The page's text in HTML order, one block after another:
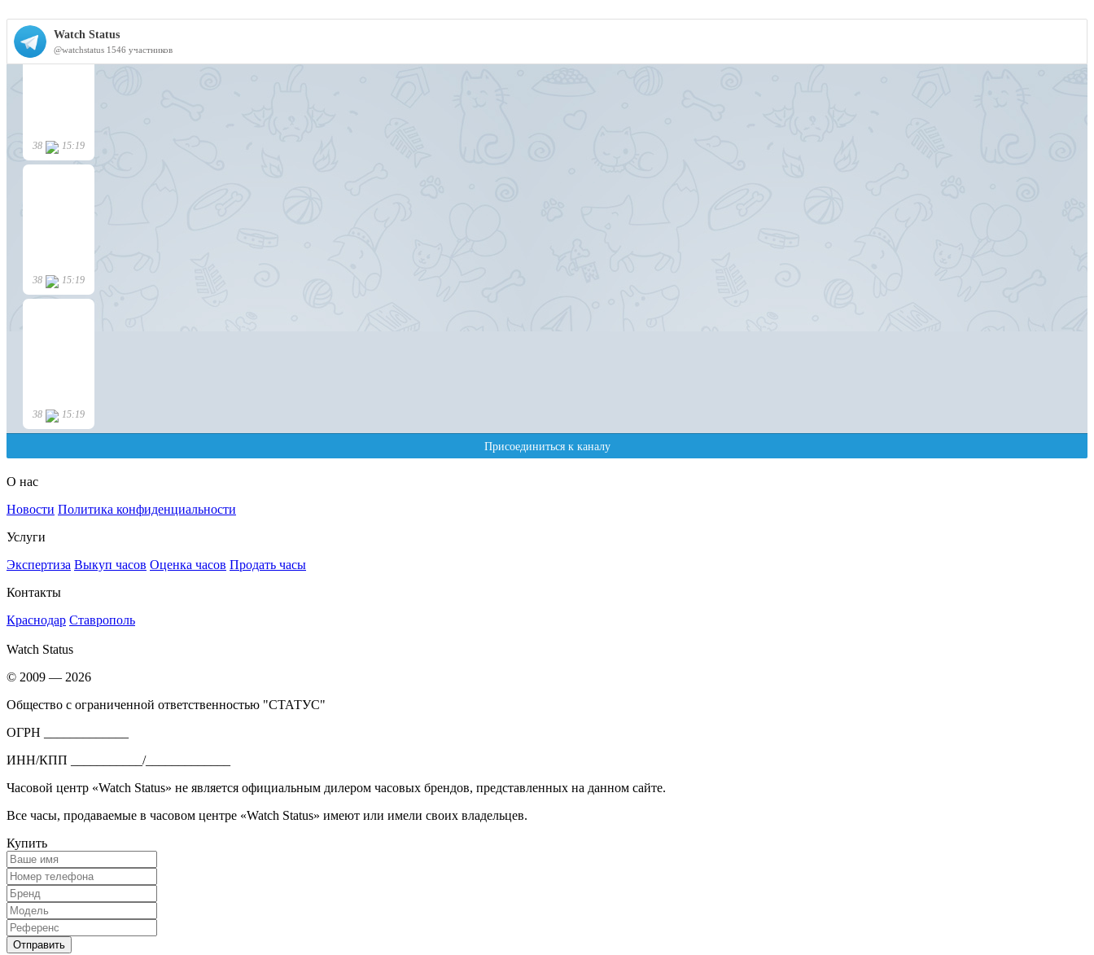
О нас
Новости Политика конфиденциальности
Услуги
Экспертиза Выкуп часов Оценка часов Продать часы
Контакты
Краснодар Ставрополь
Watch Status
© 2009 — 2026
Общество с ограниченной ответственностью "СТАТУС"
ОГРН _____________
ИНН/КПП ___________/_____________
Часовой центр «Watch Status» не является официальным дилером часовых брендов, представленных на данном сайте.
Все часы, продаваемые в часовом центре «Watch Status» имеют или имели своих владельцев.
Купить